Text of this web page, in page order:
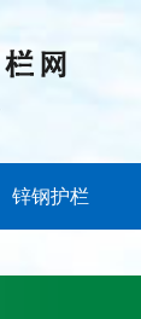
锌钢护栏